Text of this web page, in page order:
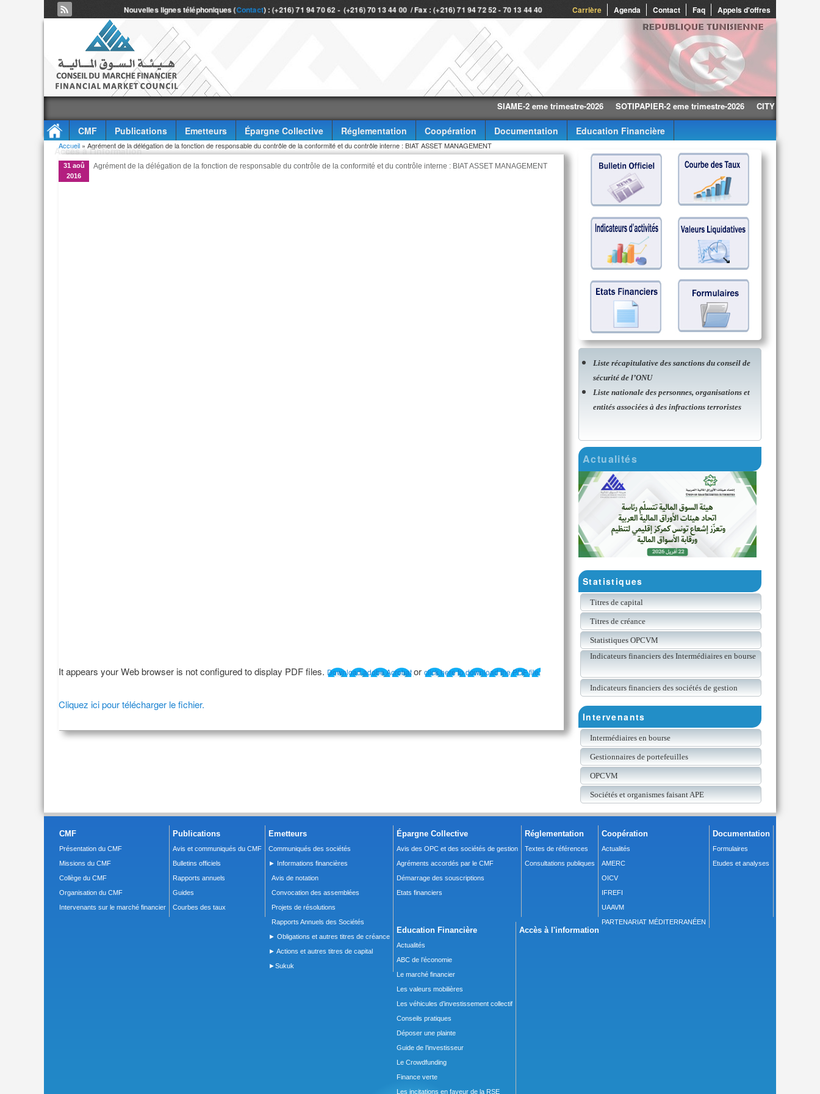
Carrière Agenda Contact Faq Appels d'offres
Nouvelles lignes téléphoniques (Contact) : (+216) 71 94 70 62 - (+216) 70 13 44 00 / Fax : (+216) 71 94 72 52 - 70 13 44 40
SIAME-2 eme trimestre-2026 SOTIPAPIER-2 eme trimestre-2026 CITY CARS-2 eme
CMF Publications Emetteurs Épargne Collective Réglementation Coopération Documentation
Education Financière
Accès à l'information
Vous êtes ici
Accueil » Agrément de la délégation de la fonction de responsable du contrôle de la conformité et du contrôle interne : BIAT ASSET MANAGEMENT
31 aoû
2016
Agrément de la délégation de la fonction de responsable du contrôle de la conformité et du contrôle interne : BIAT ASSET MANAGEMENT
It appears your Web browser is not configured to display PDF files. Download adobe Acrobator click here to download the PDF file.
Cliquez ici pour télécharger le fichier.
Liste récapitulative des sanctions du conseil de
sécurité de l’ONU
Liste nationale des personnes, organisations et
entités associées à des infractions terroristes
Actualités
Statistiques
Titres de capital
Titres de créance
Statistiques OPCVM
Indicateurs financiers des Intermédiaires en bourse
Indicateurs financiers des sociétés de gestion
Intervenants
Intermédiaires en bourse
Gestionnaires de portefeuilles
OPCVM
Sociétés et organismes faisant APE
CMF
Présentation du CMF
Missions du CMF
Collège du CMF
Organisation du CMF
Intervenants sur le marché financier
Publications
Avis et communiqués du CMF
Bulletins officiels
Rapports annuels
Guides
Courbes des taux
Emetteurs
Communiqués des sociétés
► Informations financières
Avis de notation
Convocation des assemblées
Projets de résolutions
Rapports Annuels des Sociétés
► Obligations et autres titres de créance
► Actions et autres titres de capital
►Sukuk
Épargne Collective
Avis des OPC et des sociétés de gestion
Agréments accordés par le CMF
Démarrage des souscriptions
Etats financiers
Réglementation
Textes de références
Consultations publiques
Coopération
Actualités
AMERC
OICV
IFREFI
UAAVM
PARTENARIAT MÉDITERRANÉEN
Documentation
Formulaires
Etudes et analyses
Education Financière
Actualités
ABC de l’économie
Le marché financier
Les valeurs mobilières
Les véhicules d’investissement collectif
Conseils pratiques
Déposer une plainte
Guide de l’investisseur
Le Crowdfunding
Finance verte
Les incitations en faveur de la RSE
Accès à l'information